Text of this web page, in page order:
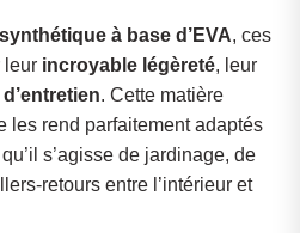
à base d’EVA, ces
leur incroyable légèreté, leur
. Cette matière
les rend parfaitement adaptés
s’agisse de jardinage, de
retours entre l’intérieur et